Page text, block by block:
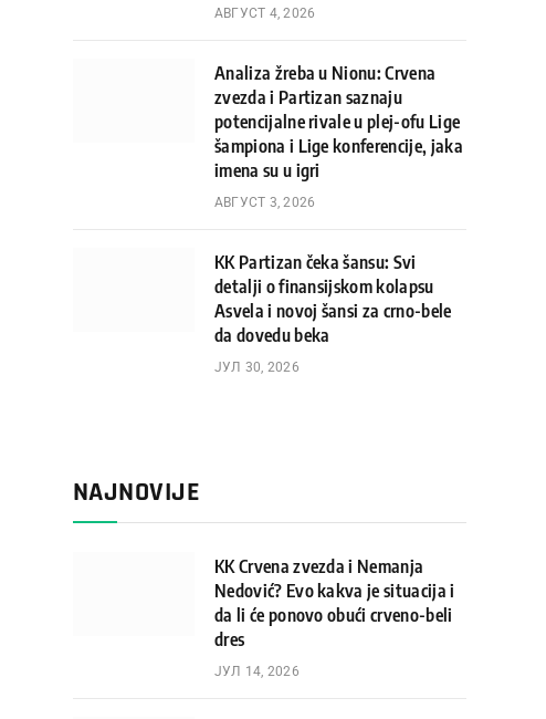
АВГУСТ 4, 2026
Analiza žreba u Nionu: Crvena
zvezda i Partizan saznaju
potencijalne rivale u plej-ofu Lige
šampiona i Lige konferencije, jaka
imena su u igri
АВГУСТ 3, 2026
KK Partizan čeka šansu: Svi
detalji o finansijskom kolapsu
Asvela i novoj šansi za crno-bele
da dovedu beka
ЈУЛ 30, 2026
NAJNOVIJE
KK Crvena zvezda i Nemanja
Nedović? Evo kakva je situacija i
da li će ponovo obući crveno-beli
dres
ЈУЛ 14, 2026